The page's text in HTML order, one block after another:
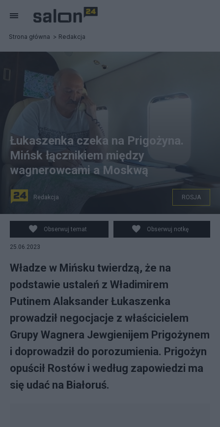
Strona główna Redakcja
Łukaszenka miał negocjować z Prigożynem cały dzień,
fot. gov.by
Łukaszenka czeka na Prigożyna.
Mińsk łącznikiem między
wagnerowcami a Moskwą
Redakcja ROSJA
Obserwuj temat Obserwuj notkę
25.06.2023
Władze w Mińsku twierdzą, że na
podstawie ustaleń z Władimirem
Putinem Alaksander Łukaszenka
prowadził negocjacje z właścicielem
Grupy Wagnera Jewgienijem Prigożynem
i doprowadził do porozumienia. Prigożyn
opuścił Rostów i według zapowiedzi ma
się udać na Białoruś.